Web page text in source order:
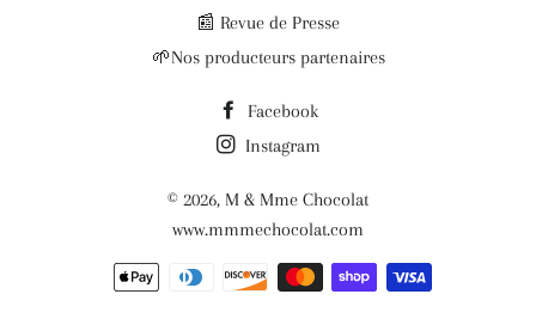
📰 Revue de Presse
🌱Nos producteurs partenaires
Facebook
Instagram
© 2026, M & Mme Chocolat
www.mmmechocolat.com
Méthodes